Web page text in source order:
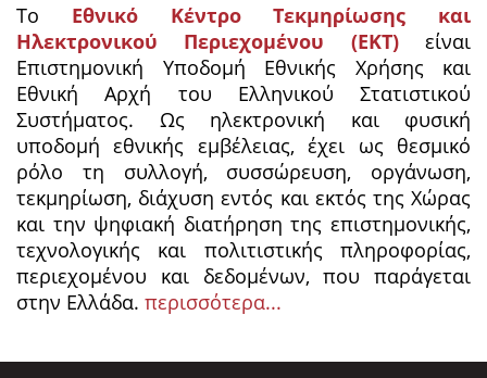
Το Εθνικό Κέντρο Τεκμηρίωσης και
Ηλεκτρονικού Περιεχομένου (ΕΚΤ)είναι
Επιστημονική Υποδομή Εθνικής Χρήσης και
Εθνική Αρχή του Ελληνικού Στατιστικού
Συστήματος. Ως ηλεκτρονική και φυσική
υποδομή εθνικής εμβέλειας, έχει ως θεσμικό
ρόλο τη συλλογή, συσσώρευση, οργάνωση,
τεκμηρίωση, διάχυση εντός και εκτός της Χώρας
και την ψηφιακή διατήρηση της επιστημονικής,
τεχνολογικής και πολιτιστικής πληροφορίας,
περιεχομένου και δεδομένων, που παράγεται
στην Ελλάδα. περισσότερα...